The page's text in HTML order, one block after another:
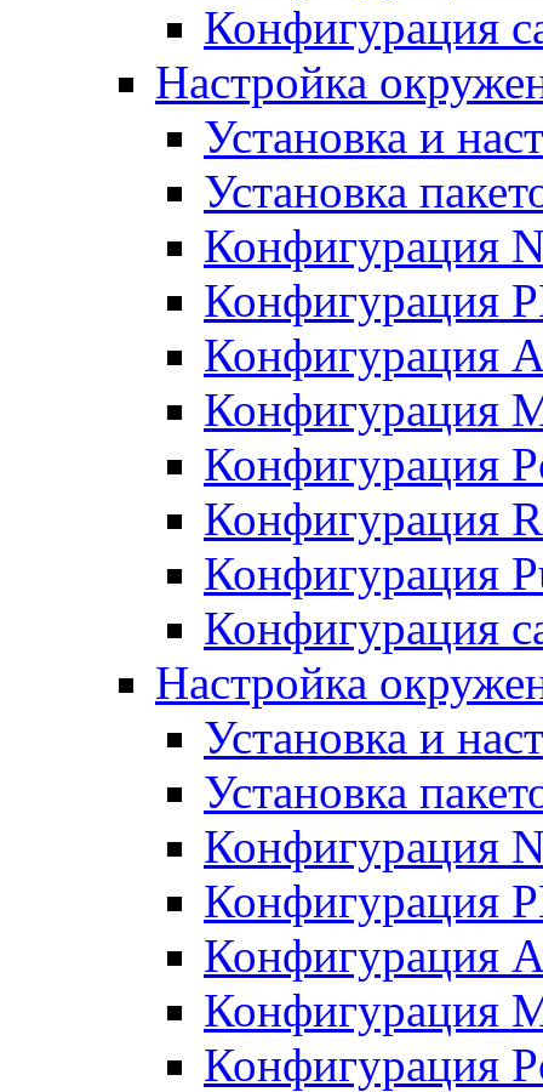
Конфигурация
Настройка
Установка и
Установка
Конфигурация
Конфигурация
Конфигурация
Конфигурация
Конфигурация
Конфигурация
Конфигурация
Конфигурация
Настройка
Установка и
Установка
Конфигурация
Конфигурация
Конфигурация
Конфигурация
Конфигурация